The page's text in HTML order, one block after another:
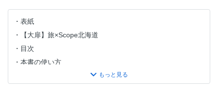
表紙
【大扉】旅×Scope北海道
目次
本書の使い方
様々な表情を見せる魅惑の感動絶景